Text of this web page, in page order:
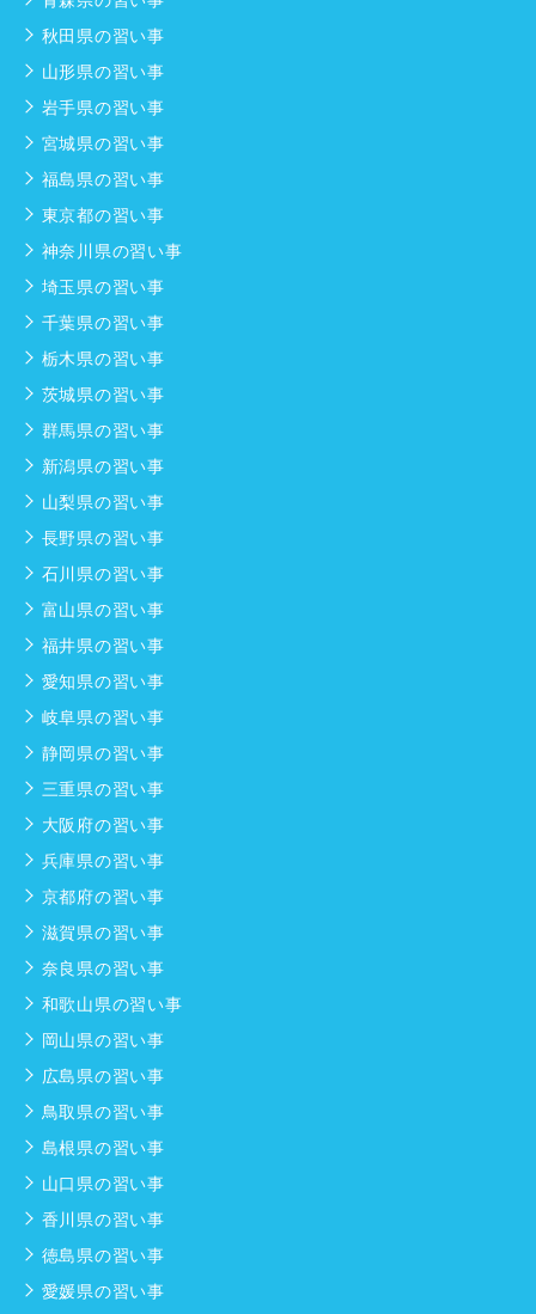
秋田県の習い事
山形県の習い事
岩手県の習い事
宮城県の習い事
福島県の習い事
東京都の習い事
神奈川県の習い事
埼玉県の習い事
千葉県の習い事
栃木県の習い事
茨城県の習い事
群馬県の習い事
新潟県の習い事
山梨県の習い事
長野県の習い事
石川県の習い事
富山県の習い事
福井県の習い事
愛知県の習い事
岐阜県の習い事
静岡県の習い事
三重県の習い事
大阪府の習い事
兵庫県の習い事
京都府の習い事
滋賀県の習い事
奈良県の習い事
和歌山県の習い事
岡山県の習い事
広島県の習い事
鳥取県の習い事
島根県の習い事
山口県の習い事
香川県の習い事
徳島県の習い事
愛媛県の習い事